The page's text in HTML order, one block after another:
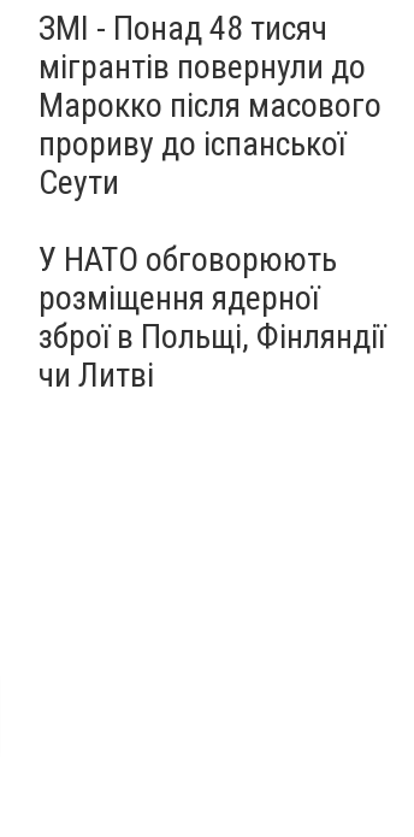
ЗМІ - Понад 48 тисяч
мігрантів повернули до
Марокко після масового
прориву до іспанської
Сеути
У НАТО обговорюють
розміщення ядерної
зброї в Польщі, Фінляндії
чи Литві